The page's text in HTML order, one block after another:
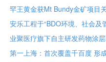
罕王黄金获Mt Bundy金矿项目
安乐工程于“BDO环境、社会及
第一上海：首次覆盖千百度 形